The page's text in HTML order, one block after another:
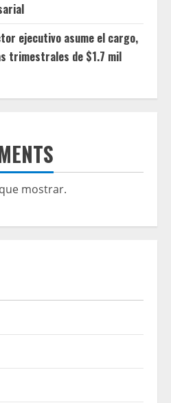
ejecutivo asume el cargo,
trimestrales de $1.7 mil
mostrar.